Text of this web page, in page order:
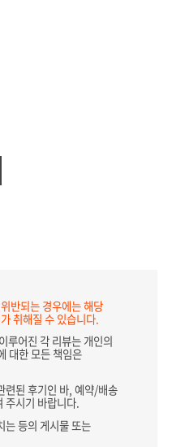
반되는 경우에는 해당
취해질 수 있습니다.
루어진 각 리뷰는 개인의
대한 모든 책임은
련된 후기인 바, 예약/배송
주시기 바랍니다.
는 등의 게시물 또는